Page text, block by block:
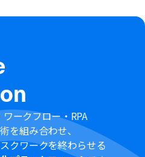
れとYoomを連携してくださ
分、30分、60分の間隔で起動
間隔が異なりますので、ご注意
上のプランでご利用いただけ
となっております。フリープラ
ークフロー・RPA
を組み合わせ、
クワークを終わらせる